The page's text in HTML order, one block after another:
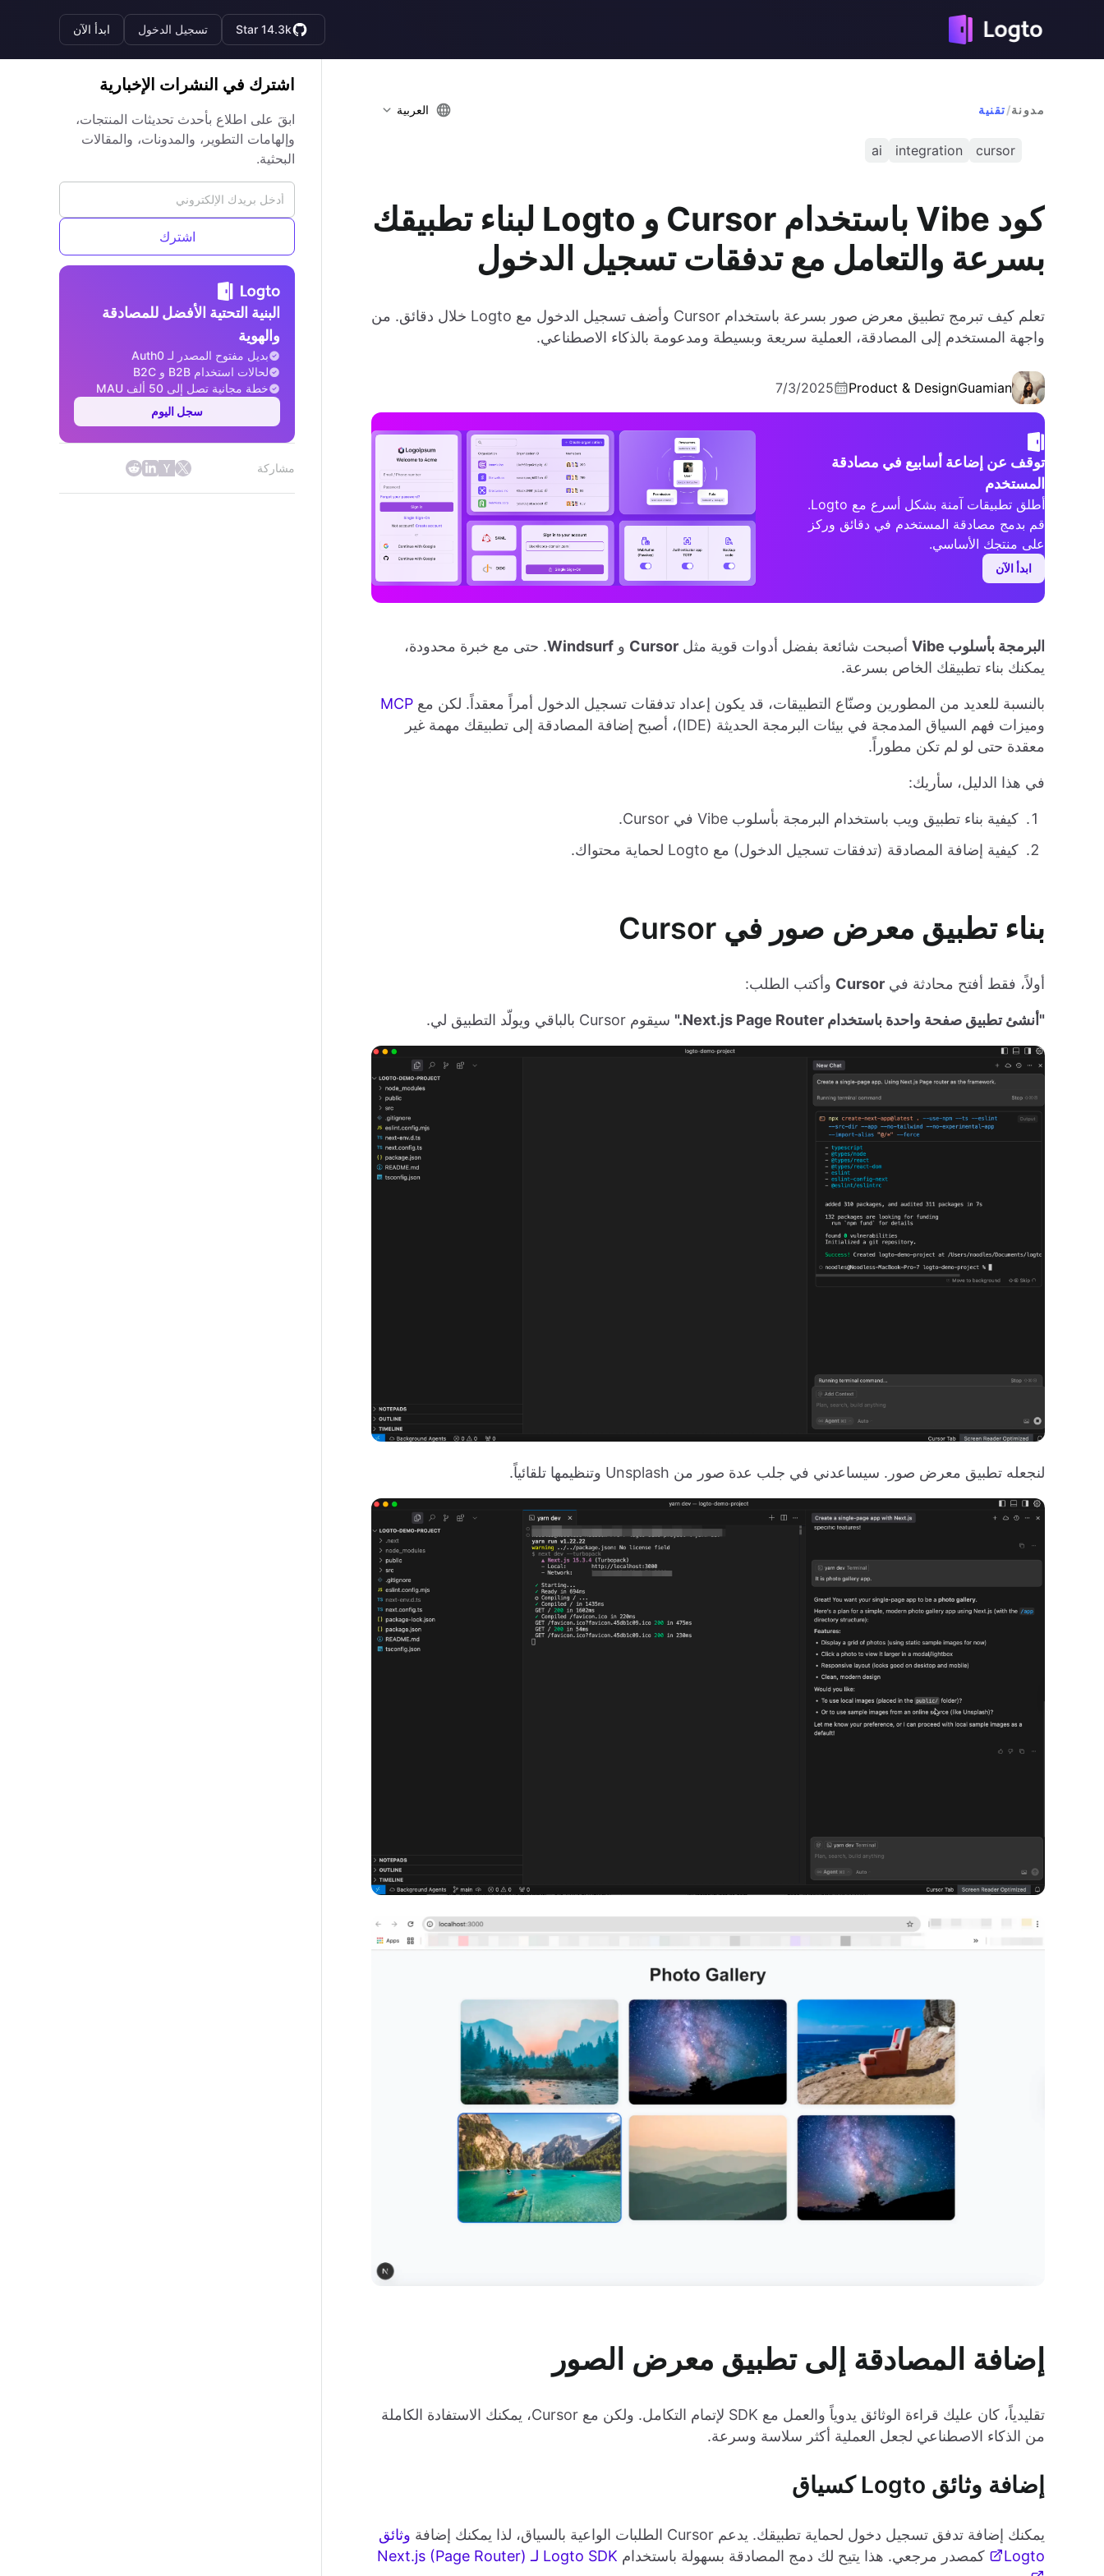
Star 14.3k تسجيل الدخول ابدأ الآن
مدونة/تقنية العربية
cursor
integration
ai
كود Vibe باستخدام Cursor و Logto لبناء تطبيقك
بسرعة والتعامل مع تدفقات تسجيل الدخول
تعلم كيف تبرمج تطبيق معرض صور بسرعة باستخدام Cursor وأضف تسجيل الدخول مع Logto خلال دقائق. من
واجهة المستخدم إلى المصادقة، العملية سريعة وبسيطة ومدعومة بالذكاء الاصطناعي.
Guamian
Product & Design
7/3/2025
توقف عن إضاعة أسابيع في مصادقة
المستخدم
أطلق تطبيقات آمنة بشكل أسرع مع Logto.
قم بدمج مصادقة المستخدم في دقائق وركز
على منتجك الأساسي.
ابدأ الآن
البرمجة بأسلوب Vibe أصبحت شائعة بفضل أدوات قوية مثل Cursor و Windsurf. حتى مع خبرة محدودة،
يمكنك بناء تطبيقك الخاص بسرعة.
بالنسبة للعديد من المطورين وصنّاع التطبيقات، قد يكون إعداد تدفقات تسجيل الدخول أمراً معقداً. لكن مع MCP
وميزات فهم السياق المدمجة في بيئات البرمجة الحديثة (IDE)، أصبح إضافة المصادقة إلى تطبيقك مهمة غير
معقدة حتى لو لم تكن مطوراً.
في هذا الدليل، سأريك:
كيفية بناء تطبيق ويب باستخدام البرمجة بأسلوب Vibe في Cursor.
كيفية إضافة المصادقة (تدفقات تسجيل الدخول) مع Logto لحماية محتواك.
بناء تطبيق معرض صور في Cursor
أولاً، فقط أفتح محادثة في Cursor وأكتب الطلب:
"أنشئ تطبيق صفحة واحدة باستخدام Next.js Page Router." سيقوم Cursor بالباقي ويولّد التطبيق لي.
لنجعله تطبيق معرض صور. سيساعدني في جلب عدة صور من Unsplash وتنظيمها تلقائياً.
إضافة المصادقة إلى تطبيق معرض الصور
تقليدياً، كان عليك قراءة الوثائق يدوياً والعمل مع SDK لإتمام التكامل. ولكن مع Cursor، يمكنك الاستفادة الكاملة
من الذكاء الاصطناعي لجعل العملية أكثر سلاسة وسرعة.
إضافة وثائق Logto كسياق
يمكنك إضافة تدفق تسجيل دخول لحماية تطبيقك. يدعم Cursor الطلبات الواعية بالسياق، لذا يمكنك إضافة
وثائق
Logto
كمصدر مرجعي. هذا يتيح لك دمج المصادقة بسهولة باستخدام Logto SDK لـ Next.js (Page Router)
اشترك في النشرات الإخبارية
ابقَ على اطلاع بأحدث تحديثات المنتجات،
وإلهامات التطوير، والمدونات، والمقالات
البحثية.
اشترك
البنية التحتية الأفضل للمصادقة
والهوية
بديل مفتوح المصدر لـ Auth0
لحالات استخدام B2B و B2C
خطة مجانية تصل إلى 50 ألف MAU
سجل اليوم
مشاركة